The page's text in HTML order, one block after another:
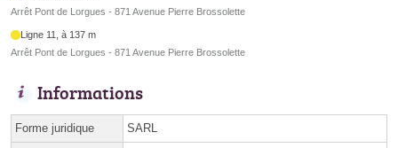
Arrêt Pont de Lorgues - 871 Avenue Pierre Brossolette
Ligne 11, à 137 m
Arrêt Pont de Lorgues - 871 Avenue Pierre Brossolette
Informations
Forme juridique SARL